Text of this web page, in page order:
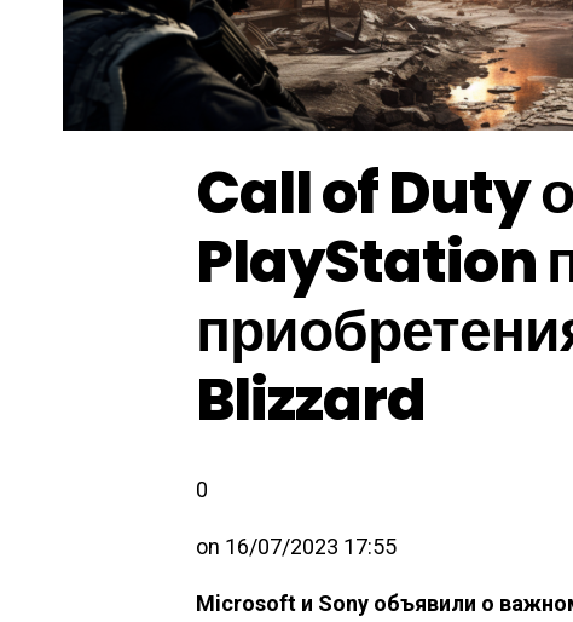
Call of Duty
PlayStation
Blizzard
0
on 16/07/2023 17:55
Microsoft и Sony объявили о